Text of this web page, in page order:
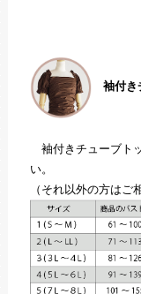
袖付き
袖付きチューブト
い。
（それ以外の方はご